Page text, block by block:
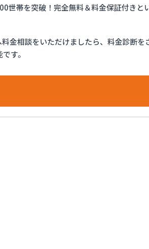
世帯を突破！完全無料＆料金保証付きと
金相談をいただけましたら、料金診断を
す。